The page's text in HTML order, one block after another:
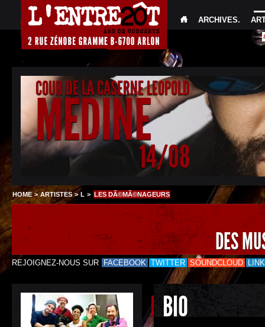
ARCHIVES.
COUR DE LA CASERNE LEOPOLD
MEDINE
14/08
HOME >ARTISTES>L > LES DÃ©MÃ©NAGEURS
DES
REJOIGNEZ-NOUS SUR FACEBOOK TWITTER SOUNDCLOUD
BIO